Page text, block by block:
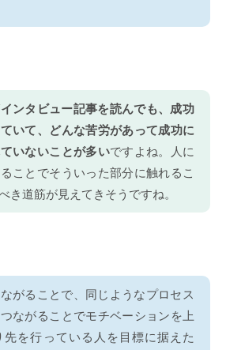
インタビュー記事を読んでも、成功
いて、どんな苦労があって成功に
いないことが多いですよね。人に
ことでそういった部分に触れるこ
き道筋が見えてきそうですね。
がることで、同じようなプロセス
ながることでモチベーションを上
先を行っている人を目標に据えた